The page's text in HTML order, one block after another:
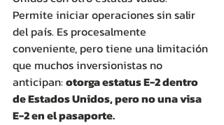
Permite iniciar operaciones sin salir
del país. Es procesalmente
conveniente, pero tiene una limitación
que muchos inversionistas no
anticipan: otorga estatus E-2 dentro
de Estados Unidos, pero no una visa
E-2 en el pasaporte.